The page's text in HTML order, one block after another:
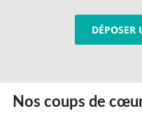
DÉPOSER
Nos coups de